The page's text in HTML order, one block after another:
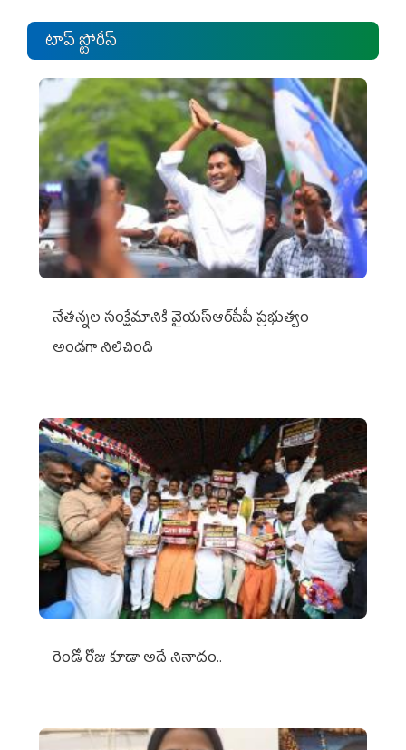
టాప్ స్టోరీస్
నేతన్నల సంక్షేమానికి వైయ‌స్ఆర్‌సీపీ ప్రభుత్వం
అండగా నిలిచింది
రెండో రోజు కూడా అదే నినాదం..